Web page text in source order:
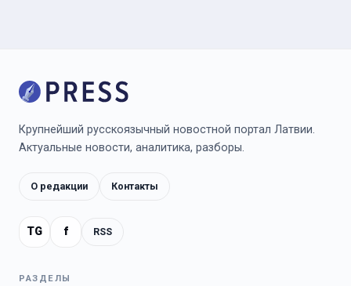
Крупнейший русскоязычный новостной портал Латвии.
Актуальные новости, аналитика, разборы.
О редакции Контакты
TG f RSS
РАЗДЕЛЫ